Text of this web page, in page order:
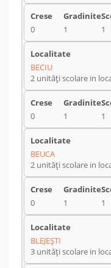
0 1 1
BECIU
2 unități scolare in
0 1 1
BEUCA
2 unități scolare in
0 1 1
BLEJEŞTI
3 unități scolare in